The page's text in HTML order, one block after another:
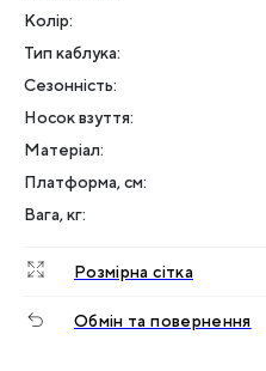
Колір:
Тип каблука:
Сезонність:
Носок взуття:
Матеріал:
Платформа, см:
Вага, кг:
Розмірна сітка
Обмін та повернення